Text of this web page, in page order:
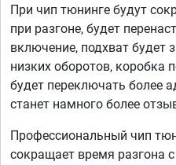
При чип тюнинге будут
при разгоне, будет
включение, подхват будет
низких оборотов, коробка
будет переключать более
станет намного более
Профессиональный чип
сокращает время разгона